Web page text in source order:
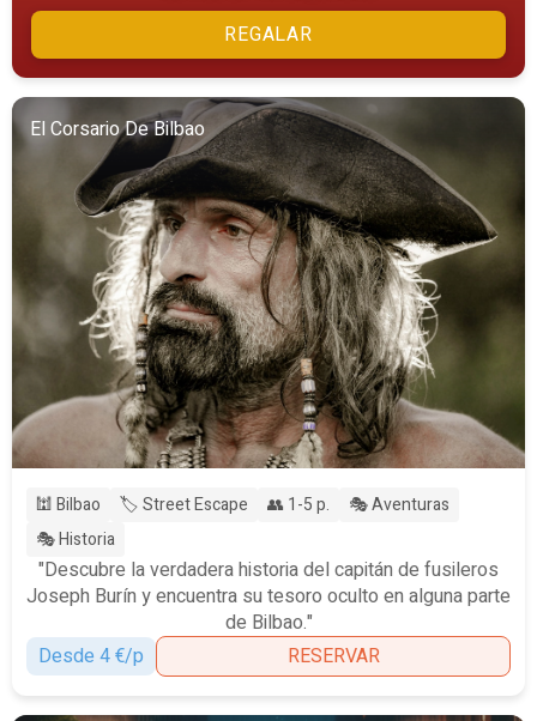
REGALAR
El Corsario De Bilbao
🕍 Bilbao 🏷️ Street Escape 👥 1-5 p.
🎭 Aventuras
🎭 Historia
"Descubre la verdadera historia del capitán de fusileros
Joseph Burín y encuentra su tesoro oculto en alguna parte
de Bilbao."
Desde 4 €/p
RESERVAR